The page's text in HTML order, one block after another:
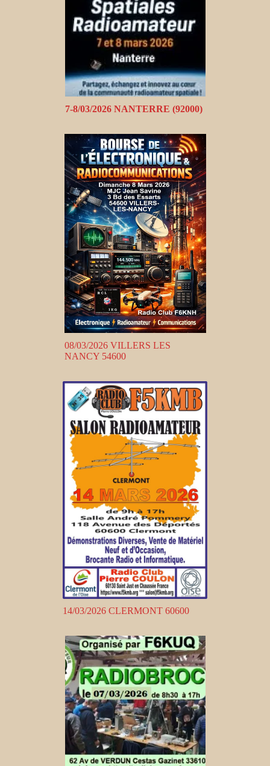
7-8/03/2026 NANTERRE (92000)
08/03/2026 VILLERS LES
NANCY 54600
14/03/2026 CLERMONT 60600